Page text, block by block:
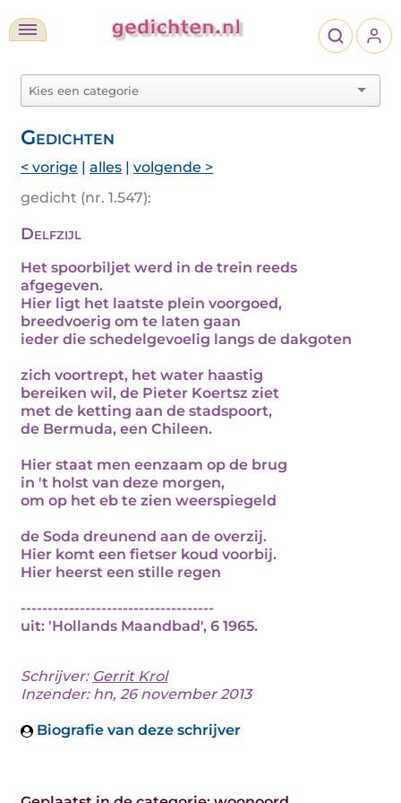
Gedichten
< vorige | alles | volgende >
gedicht (nr. 1.547):
Delfzijl
Het spoorbiljet werd in de trein reeds
afgegeven.
Hier ligt het laatste plein voorgoed,
breedvoerig om te laten gaan
ieder die schedelgevoelig langs de dakgoten
zich voortrept, het water haastig
bereiken wil, de Pieter Koertsz ziet
met de ketting aan de stadspoort,
de Bermuda, een Chileen.
Hier staat men eenzaam op de brug
in 't holst van deze morgen,
om op het eb te zien weerspiegeld
de Soda dreunend aan de overzij.
Hier komt een fietser koud voorbij.
Hier heerst een stille regen
------------------------------------
uit: 'Hollands Maandbad', 6 1965.
Schrijver: Gerrit Krol
Inzender: hn, 26 november 2013
Biografie van deze schrijver